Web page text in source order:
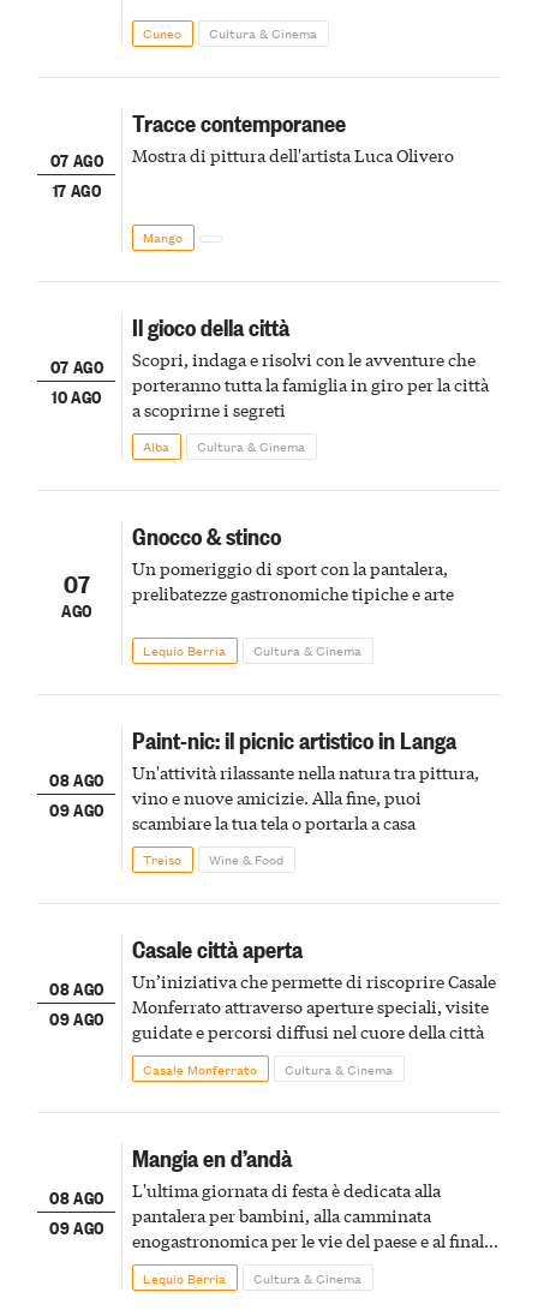
Cuneo Cultura & Cinema
07 AGO
17 AGO
Tracce contemporanee
Mostra di pittura dell'artista Luca Olivero
Mango
07 AGO
10 AGO
Il gioco della città
Scopri, indaga e risolvi con le avventure che
porteranno tutta la famiglia in giro per la città
a scoprirne i segreti
Alba Cultura & Cinema
07
AGO
Gnocco & stinco
Un pomeriggio di sport con la pantalera,
prelibatezze gastronomiche tipiche e arte
Lequio Berria Cultura & Cinema
08 AGO
09 AGO
Paint-nic: il picnic artistico in Langa
Un'attività rilassante nella natura tra pittura,
vino e nuove amicizie. Alla fine, puoi
scambiare la tua tela o portarla a casa
Treiso Wine & Food
08 AGO
09 AGO
Casale città aperta
Un’iniziativa che permette di riscoprire Casale
Monferrato attraverso aperture speciali, visite
guidate e percorsi diffusi nel cuore della città
Casale Monferrato Cultura & Cinema
08 AGO
09 AGO
Mangia en d’andà
L'ultima giornata di festa è dedicata alla
pantalera per bambini, alla camminata
enogastronomica per le vie del paese e al finale
pirotecnico
Lequio Berria Cultura & Cinema